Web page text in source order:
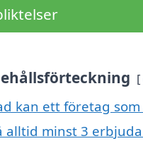
kan ett företag
alltid minst 3